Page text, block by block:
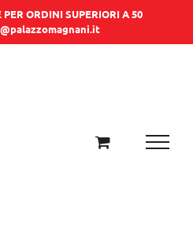
ORDINI SUPERIORI A 50